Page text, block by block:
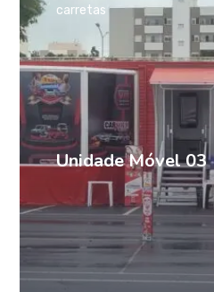
Unidade Móvel 03
carretas